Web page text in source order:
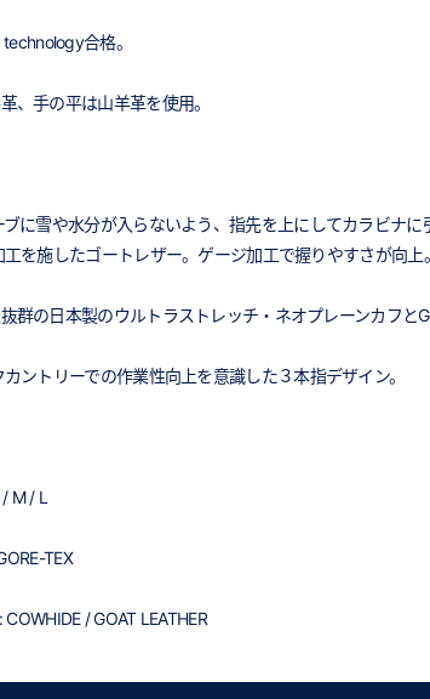
合格。
、手の平は山羊革を使用。
に雪や水分が入らないよう、指先を上にしてカラビナに
を施したゴートレザー。ゲージ加工で握りやすさが向上。
群の日本製のウルトラストレッチ・ネオプレーンカフと
ントリーでの作業性向上を意識した３本指デザイン。
M / L
TEX
COWHIDE / GOAT LEATHER